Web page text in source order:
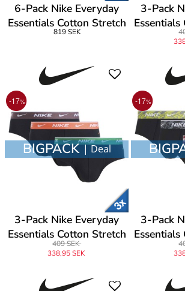
6-Pack Nike Everyday
Essentials Cotton Stretch
Hip Brief
819 SEK
3-Pack
-17%
BIGPACK| Deal
3-Pack Nike Everyday
Essentials Cotton Stretch
Hip Brief
409 SEK
338,95 SEK
-17%
3-Pack